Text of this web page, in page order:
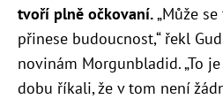
tvoří plně očkovaní.„Může
přinese budoucnost,“ řekl
novinám Morgunbladid. „To
dobu říkali, že v tom není